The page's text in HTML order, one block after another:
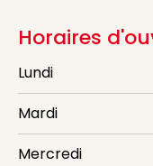
Horaires
Lundi
Mardi
Mercredi